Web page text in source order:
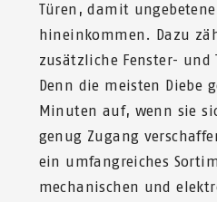
Türen, damit
hineinkommen. Dazu
zusätzliche Fenster- und
Denn die meisten Diebe
Minuten auf, wenn sie
genug Zugang
ein umfangreiches
mechanischen und